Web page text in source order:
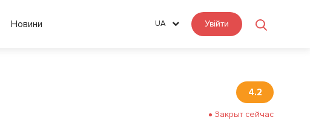
Новини UA Увійти
4.2
Закрыт сейчас